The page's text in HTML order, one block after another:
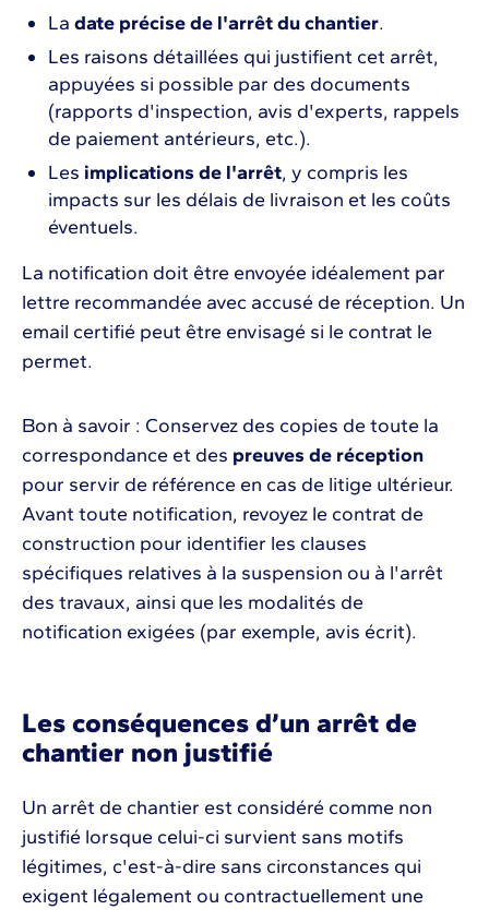
La date précise de l'arrêt du chantier.
Les raisons détaillées qui justifient cet arrêt,
appuyées si possible par des documents
(rapports d'inspection, avis d'experts, rappels
de paiement antérieurs, etc.).
Les implications de l'arrêt, y compris les
impacts sur les délais de livraison et les coûts
éventuels.
La notification doit être envoyée idéalement par
lettre recommandée avec accusé de réception. Un
email certifié peut être envisagé si le contrat le
permet.
Bon à savoir : Conservez des copies de toute la
correspondance et des preuves de réception
pour servir de référence en cas de litige ultérieur.
Avant toute notification, revoyez le contrat de
construction pour identifier les clauses
spécifiques relatives à la suspension ou à l'arrêt
des travaux, ainsi que les modalités de
notification exigées (par exemple, avis écrit).
Les conséquences d’un arrêt de
chantier non justifié
Un arrêt de chantier est considéré comme non
justifié lorsque celui-ci survient sans motifs
légitimes, c'est-à-dire sans circonstances qui
exigent légalement ou contractuellement une